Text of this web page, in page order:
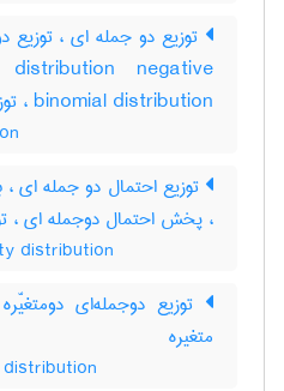
توزیع دو جمله ای ،
negative
binomial distribution ، توزیع دوجمله‌ای
توزیع احتمال دو جمله
، پخش احتمال دوجمله ای ،
distribution
توزیع دوجمله‌ای
متغیره